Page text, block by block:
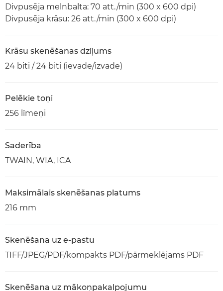
Divpusēja melnbalta: 70 att./min (300 x 600 dpi)
Divpusēja krāsu: 26 att./min (300 x 600 dpi)
Krāsu skenēšanas dziļums
24 biti / 24 biti (ievade/izvade)
Pelēkie toņi
256 līmeņi
Saderība
TWAIN, WIA, ICA
Maksimālais skenēšanas platums
216 mm
Skenēšana uz e-pastu
TIFF/JPEG/PDF/kompakts PDF/pārmeklējams PDF
Skenēšana uz mākoņpakalpojumu